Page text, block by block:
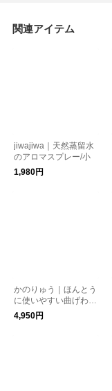
関連アイテム
jiwajiwa｜天然蒸留水
のアロマスプレー/小
1,980円
かのりゅう｜ほんとう
に使いやすい曲げわっ
ぱ弁当箱Sサイズ
4,950円